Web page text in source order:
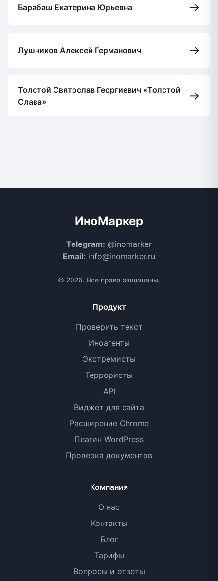
Барабаш Екатерина Юрьевна →
Лушников Алексей Германович →
Толстой Святослав Георгиевич «Толстой
Слава»
→
ИноМаркер
Telegram: @inomarker
Email: info@inomarker.ru
© 2026. Все права защищены.
Продукт
Проверить текст
Иноагенты
Экстремисты
Террористы
API
Виджет для сайта
Расширение Chrome
Плагин WordPress
Проверка документов
Компания
О нас
Контакты
Блог
Тарифы
Вопросы и ответы